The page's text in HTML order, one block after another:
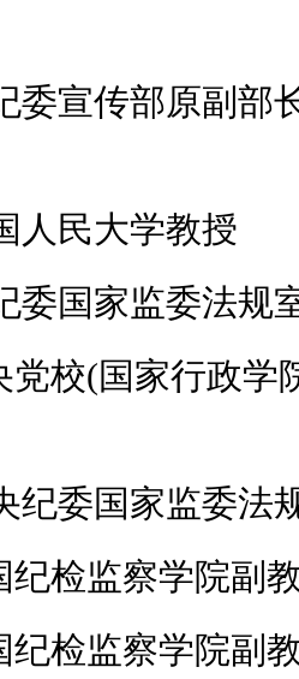
委宣传部原副部
人民大学教授
委国家监委法规
校(国家行政学
纪委国家监委法
检监察学院副
检监察学院副